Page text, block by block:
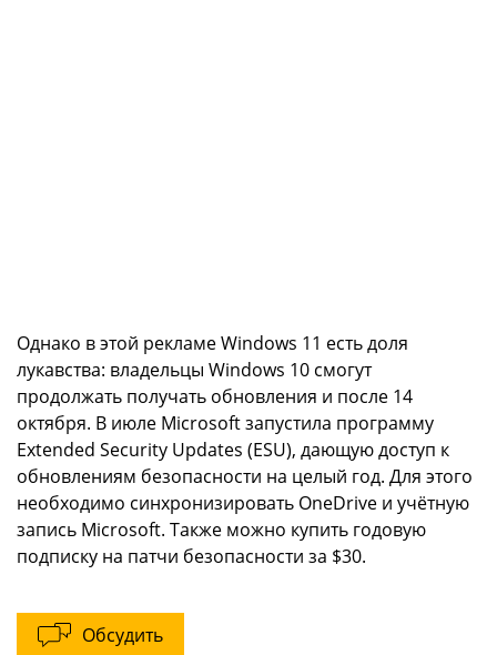
Однако в этой рекламе Windows 11 есть доля
лукавства: владельцы Windows 10 смогут
продолжать получать обновления и после 14
октября. В июле Microsoft запустила программу
Extended Security Updates (ESU), дающую доступ к
обновлениям безопасности на целый год. Для этого
необходимо синхронизировать OneDrive и учётную
запись Microsoft. Также можно купить годовую
подписку на патчи безопасности за $30.
Обсудить